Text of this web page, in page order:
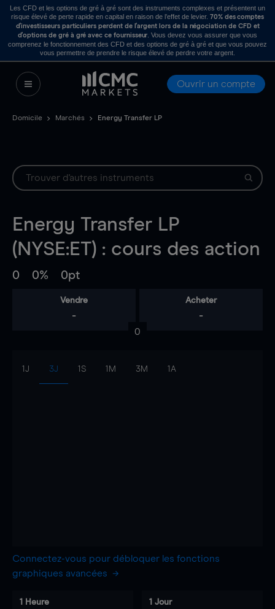
Les CFD et les options de gré à gré sont des instruments complexes et présentent un
risque élevé de perte rapide en capital en raison de l’effet de levier. 70% des comptes
d’investisseurs particuliers perdent de l’argent lors de la négociation de CFD et
d’options de gré à gré avec ce fournisseur . Vous devez vous assurer que vous
comprenez le fonctionnement des CFD et des options de gré à gré et que vous pouvez
vous permettre de prendre le risque élevé de perdre votre argent.
Ouvrir un compte
Domicile Marchés Energy Transfer LP
Energy Transfer LP
(NYSE:ET) : cours des action
0 0% 0pt
Vendre
-
Acheter
-
0
1J 3J 1S 1M 3M 1A
Connectez-vous pour débloquer les fonctions
graphiques avancées
1 Heure 1 Jour